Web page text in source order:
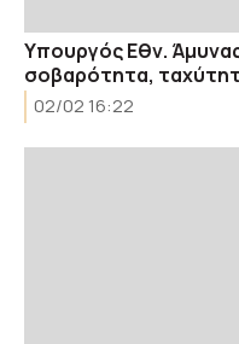
Υπουργός Εθν.
σοβαρότητα,
02/02 16:22